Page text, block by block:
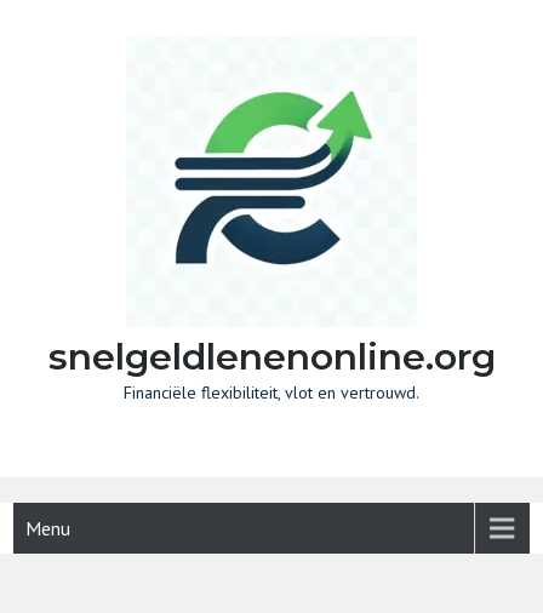
snelgeldlenenonline.org
Financiële flexibiliteit, vlot en vertrouwd.
Menu